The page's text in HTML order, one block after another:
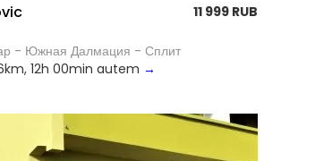
11 999 RUB
- Южная Далмация - Сплит
12h 00min autem →